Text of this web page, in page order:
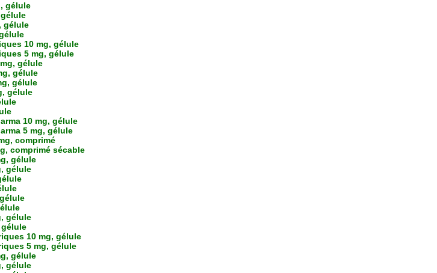
gélule
gélule
10 mg, gélule
5 mg, gélule
gélule
gélule
gélule
gélule
10 mg, gélule
5 mg, gélule
comprimé
comprimé sécable
gélule
gélule
gélule
10 mg, gélule
5 mg, gélule
gélule
gélule